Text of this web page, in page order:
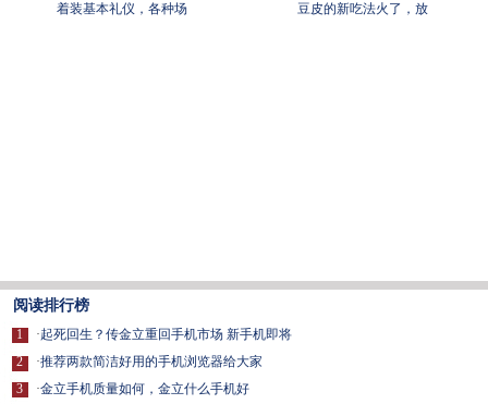
着装基本礼仪，各种场
豆皮的新吃法火了，放
阅读排行榜
1
2
3
·起死回生？传金立重回手机市场 新手机即将
·推荐两款简洁好用的手机浏览器给大家
·金立手机质量如何，金立什么手机好